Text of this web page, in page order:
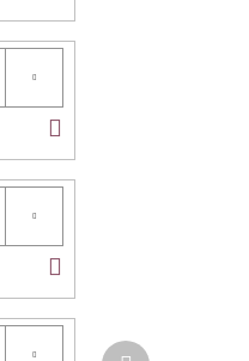
KOŠÍKU
KOŠÍKU
KOŠÍKU
Další